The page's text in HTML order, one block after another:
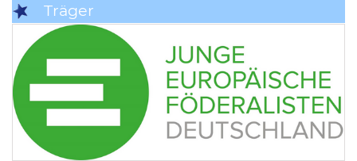
Träger